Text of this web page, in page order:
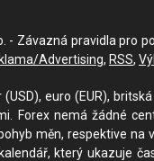
- Závazná pravidla pro
Advertising, RSS,
euro (EUR),
Forex nemá žádné
měn, respektive
který ukazuje